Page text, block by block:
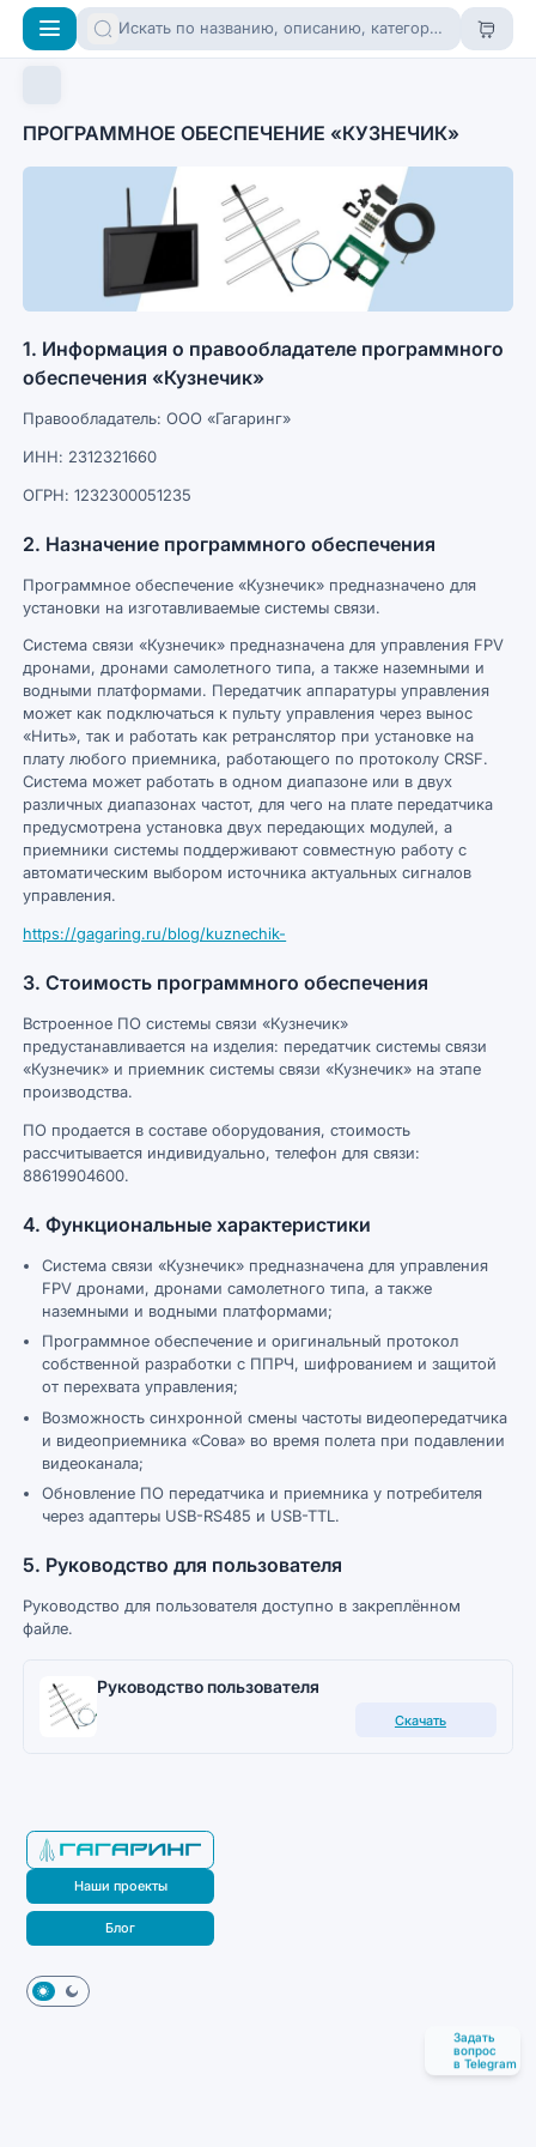
ПРОГРАММНОЕ ОБЕСПЕЧЕНИЕ «КУЗНЕЧИК»
1. Информация о правообладателе программного
обеспечения «Кузнечик»
Правообладатель: ООО «Гагаринг»
ИНН: 2312321660
ОГРН: 1232300051235
2. Назначение программного обеспечения
Программное обеспечение «Кузнечик» предназначено для
установки на изготавливаемые системы связи.
Система связи «Кузнечик» предназначена для управления FPV
дронами, дронами самолетного типа, а также наземными и
водными платформами. Передатчик аппаратуры управления
может как подключаться к пульту управления через вынос
«Нить», так и работать как ретранслятор при установке на
плату любого приемника, работающего по протоколу CRSF.
Система может работать в одном диапазоне или в двух
различных диапазонах частот, для чего на плате передатчика
предусмотрена установка двух передающих модулей, а
приемники системы поддерживают совместную работу с
автоматическим выбором источника актуальных сигналов
управления.
https://gagaring.ru/blog/kuznechik-
3. Стоимость программного обеспечения
Встроенное ПО системы связи «Кузнечик»
предустанавливается на изделия: передатчик системы связи
«Кузнечик» и приемник системы связи «Кузнечик» на этапе
производства.
ПО продается в составе оборудования, стоимость
рассчитывается индивидуально, телефон для связи:
88619904600.
4. Функциональные характеристики
Система связи «Кузнечик» предназначена для управления
FPV дронами, дронами самолетного типа, а также
наземными и водными платформами;
Программное обеспечение и оригинальный протокол
собственной разработки с ППРЧ, шифрованием и защитой
от перехвата управления;
Возможность синхронной смены частоты видеопередатчика
и видеоприемника «Сова» во время полета при подавлении
видеоканала;
Обновление ПО передатчика и приемника у потребителя
через адаптеры USB-RS485 и USB-TTL.
5. Руководство для пользователя
Руководство для пользователя доступно в закреплённом
файле.
Руководство пользователя
Скачать
Наши проекты
Блог
Задать
вопрос
в Telegram